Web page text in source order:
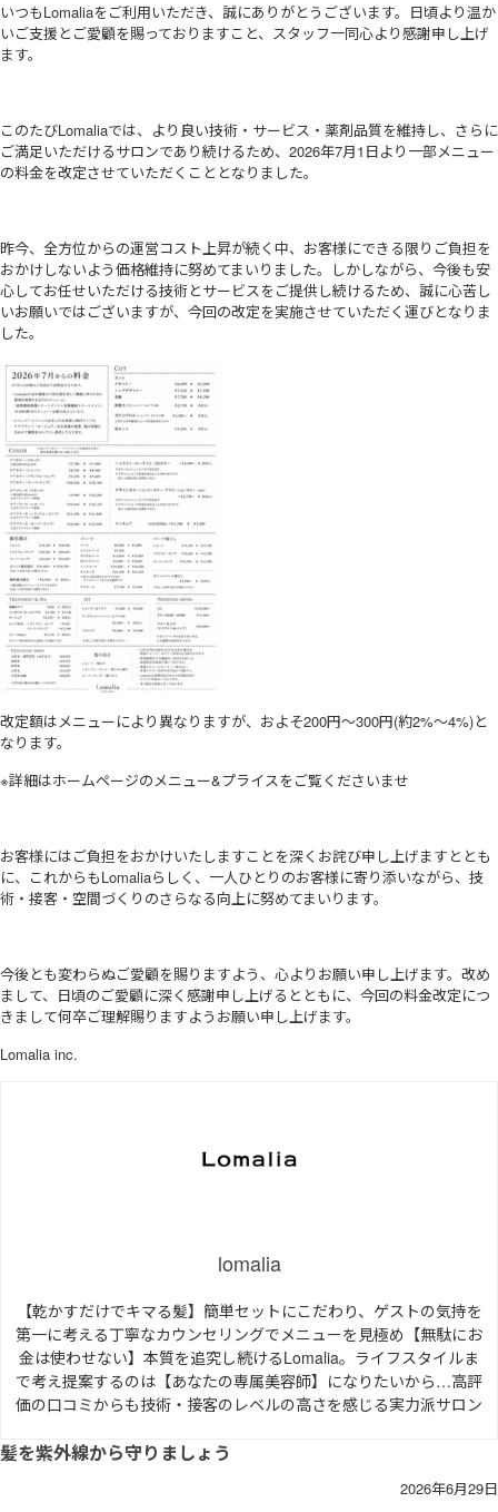
いつもLomaliaをご利用いただき、誠にありがとうございます。日頃より温か
いご支援とご愛顧を賜っておりますこと、スタッフ一同心より感謝申し上げ
ます。
このたびLomaliaでは、より良い技術・サービス・薬剤品質を維持し、さらに
ご満足いただけるサロンであり続けるため、2026年7月1日より一部メニュー
の料金を改定させていただくこととなりました。
昨今、全方位からの運営コスト上昇が続く中、お客様にできる限りご負担を
おかけしないよう価格維持に努めてまいりました。しかしながら、今後も安
心してお任せいただける技術とサービスをご提供し続けるため、誠に心苦し
いお願いではございますが、今回の改定を実施させていただく運びとなりま
した。
改定額はメニューにより異なりますが、およそ200円〜300円(約2%〜4%)と
なります。
※詳細はホームページのメニュー&プライスをご覧くださいませ
お客様にはご負担をおかけいたしますことを深くお詫び申し上げますととも
に、これからもLomaliaらしく、一人ひとりのお客様に寄り添いながら、技
術・接客・空間づくりのさらなる向上に努めてまいります。
今後とも変わらぬご愛顧を賜りますよう、心よりお願い申し上げます。改め
まして、日頃のご愛顧に深く感謝申し上げるとともに、今回の料金改定につ
きまして何卒ご理解賜りますようお願い申し上げます。
Lomalia inc.
lomalia
【乾かすだけでキマる髪】簡単セットにこだわり、ゲストの気持を
第一に考える丁寧なカウンセリングでメニューを見極め【無駄にお
金は使わせない】本質を追究し続けるLomalia。ライフスタイルま
で考え提案するのは【あなたの専属美容師】になりたいから…高評
価の口コミからも技術・接客のレベルの高さを感じる実力派サロン
髪を紫外線から守りましょう
2026年6月29日